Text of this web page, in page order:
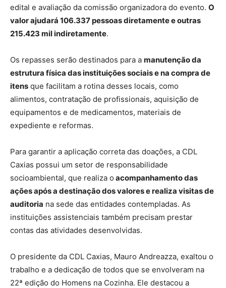
edital e avaliação da comissão organizadora do evento. O
valor ajudará 106.337 pessoas diretamente e outras
215.423 mil indiretamente.
Os repasses serão destinados para a manutenção da
estrutura física das instituições sociais e na compra de
itens que facilitam a rotina desses locais, como
alimentos, contratação de profissionais, aquisição de
equipamentos e de medicamentos, materiais de
expediente e reformas.
Para garantir a aplicação correta das doações, a CDL
Caxias possui um setor de responsabilidade
socioambiental, que realiza o acompanhamento das
ações após a destinação dos valores e realiza visitas de
auditoria na sede das entidades contempladas. As
instituições assistenciais também precisam prestar
contas das atividades desenvolvidas.
O presidente da CDL Caxias, Mauro Andreazza, exaltou o
trabalho e a dedicação de todos que se envolveram na
22ª edição do Homens na Cozinha. Ele destacou a